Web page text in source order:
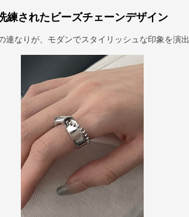
練されたビーズチェーンデザイン
連なりが、モダンでスタイリッシュな印象を演出